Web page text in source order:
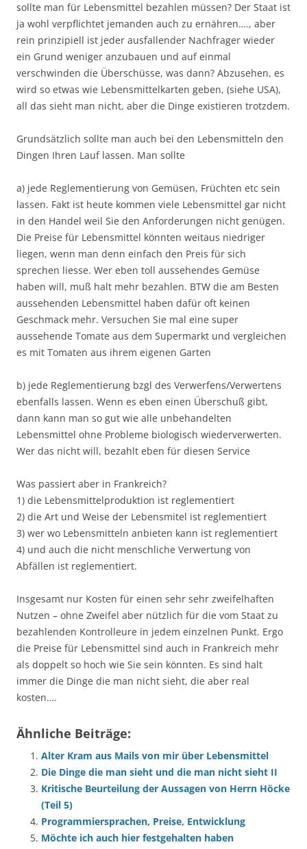
sollte man für Lebensmittel bezahlen müssen? Der Staat ist
ja wohl verpflichtet jemanden auch zu ernähren…., aber
rein prinzipiell ist jeder ausfallender Nachfrager wieder
ein Grund weniger anzubauen und auf einmal
verschwinden die Überschüsse, was dann? Abzusehen, es
wird so etwas wie Lebensmittelkarten geben, (siehe USA),
all das sieht man nicht, aber die Dinge existieren trotzdem.
Grundsätzlich sollte man auch bei den Lebensmitteln den
Dingen Ihren Lauf lassen. Man sollte
a) jede Reglementierung von Gemüsen, Früchten etc sein
lassen. Fakt ist heute kommen viele Lebensmittel gar nicht
in den Handel weil Sie den Anforderungen nicht genügen.
Die Preise für Lebensmittel könnten weitaus niedriger
liegen, wenn man denn einfach den Preis für sich
sprechen liesse. Wer eben toll aussehendes Gemüse
haben will, muß halt mehr bezahlen. BTW die am Besten
aussehenden Lebensmittel haben dafür oft keinen
Geschmack mehr. Versuchen Sie mal eine super
aussehende Tomate aus dem Supermarkt und vergleichen
es mit Tomaten aus ihrem eigenen Garten
b) jede Reglementierung bzgl des Verwerfens/Verwertens
ebenfalls lassen. Wenn es eben einen Überschuß gibt,
dann kann man so gut wie alle unbehandelten
Lebensmittel ohne Probleme biologisch wiederverwerten.
Wer das nicht will, bezahlt eben für diesen Service
Was passiert aber in Frankreich?
1) die Lebensmittelproduktion ist reglementiert
2) die Art und Weise der Lebensmitel ist reglementiert
3) wer wo Lebensmitteln anbieten kann ist reglementiert
4) und auch die nicht menschliche Verwertung von
Abfällen ist reglementiert.
Insgesamt nur Kosten für einen sehr sehr zweifelhaften
Nutzen – ohne Zweifel aber nützlich für die vom Staat zu
bezahlenden Kontrolleure in jedem einzelnen Punkt. Ergo
die Preise für Lebensmittel sind auch in Frankreich mehr
als doppelt so hoch wie Sie sein könnten. Es sind halt
immer die Dinge die man nicht sieht, die aber real
kosten….
Ähnliche Beiträge:
Alter Kram aus Mails von mir über Lebensmittel
Die Dinge die man sieht und die man nicht sieht II
Kritische Beurteilung der Aussagen von Herrn Höcke
(Teil 5)
Programmiersprachen, Preise, Entwicklung
Möchte ich auch hier festgehalten haben